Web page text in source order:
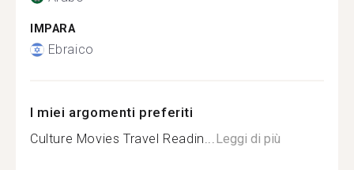
IMPARA
Ebraico
I miei argomenti preferiti
Culture Movies Travel Readin...Leggi di più